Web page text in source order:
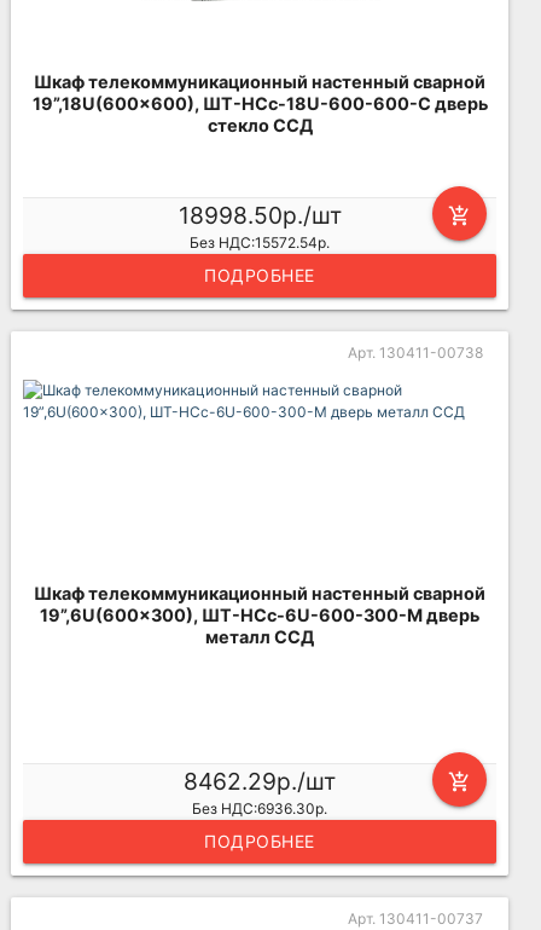
Шкаф телекоммуникационный настенный сварной
19”,18U(600x600), ШТ-НСс-18U-600-600-С дверь
стекло ССД
add_shopping_cart
18998.50р./шт
Без НДС:15572.54р.
ПОДРОБНЕЕ
Арт. 130411-00738
Шкаф телекоммуникационный настенный сварной
19”,6U(600x300), ШТ-НСс-6U-600-300-М дверь
металл ССД
add_shopping_cart
8462.29р./шт
Без НДС:6936.30р.
ПОДРОБНЕЕ
Арт. 130411-00737